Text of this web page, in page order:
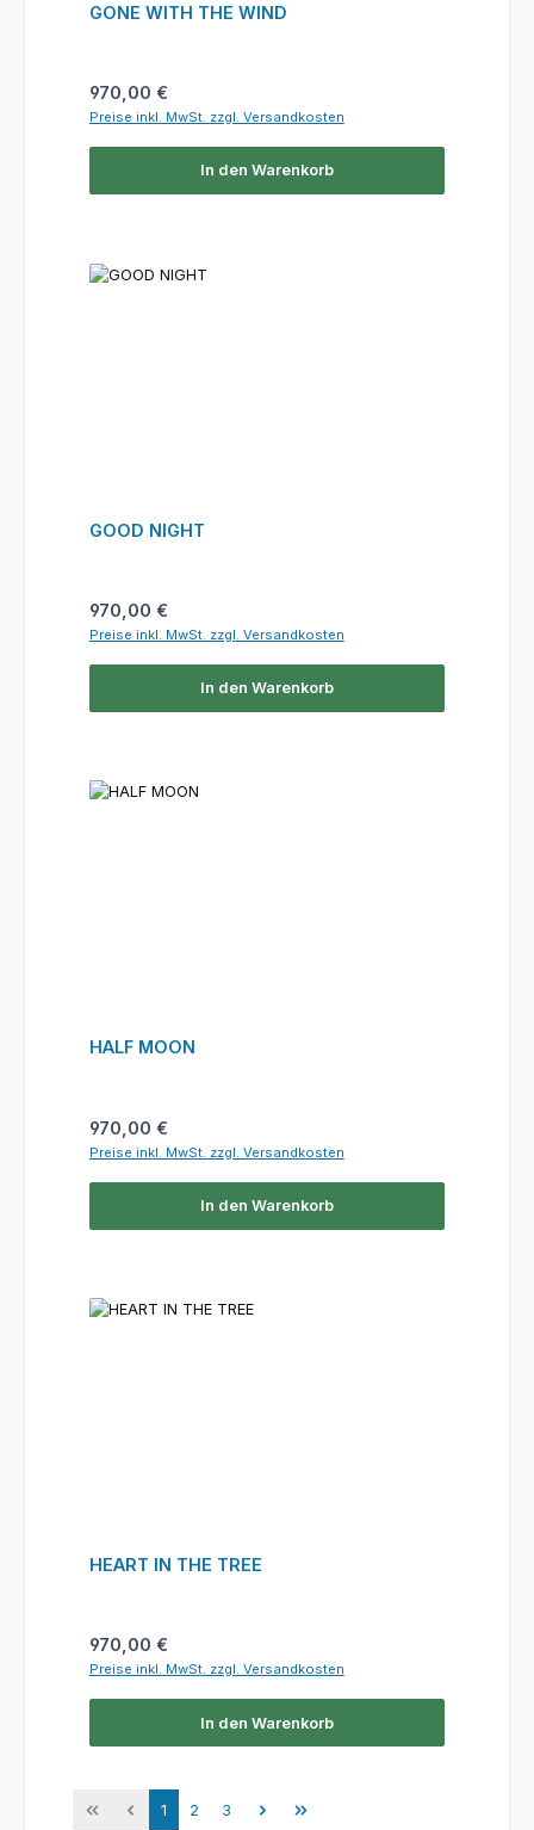
GONE WITH THE WIND
Regulärer Preis:
970,00 €
Preise inkl. MwSt. zzgl. Versandkosten
In den Warenkorb
GOOD NIGHT
Regulärer Preis:
970,00 €
Preise inkl. MwSt. zzgl. Versandkosten
In den Warenkorb
HALF MOON
Regulärer Preis:
970,00 €
Preise inkl. MwSt. zzgl. Versandkosten
In den Warenkorb
HEART IN THE TREE
Regulärer Preis:
970,00 €
Preise inkl. MwSt. zzgl. Versandkosten
In den Warenkorb
Seite
1 Seite
2 Seite
3